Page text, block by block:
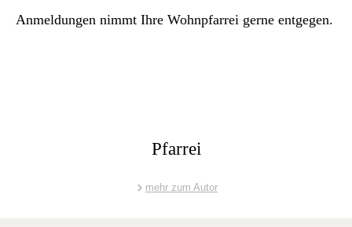
Anmel­dun­gen nimmt Ihre Wohnp­far­rei gerne ent­ge­gen.
Pfarrei
mehr zum Autor